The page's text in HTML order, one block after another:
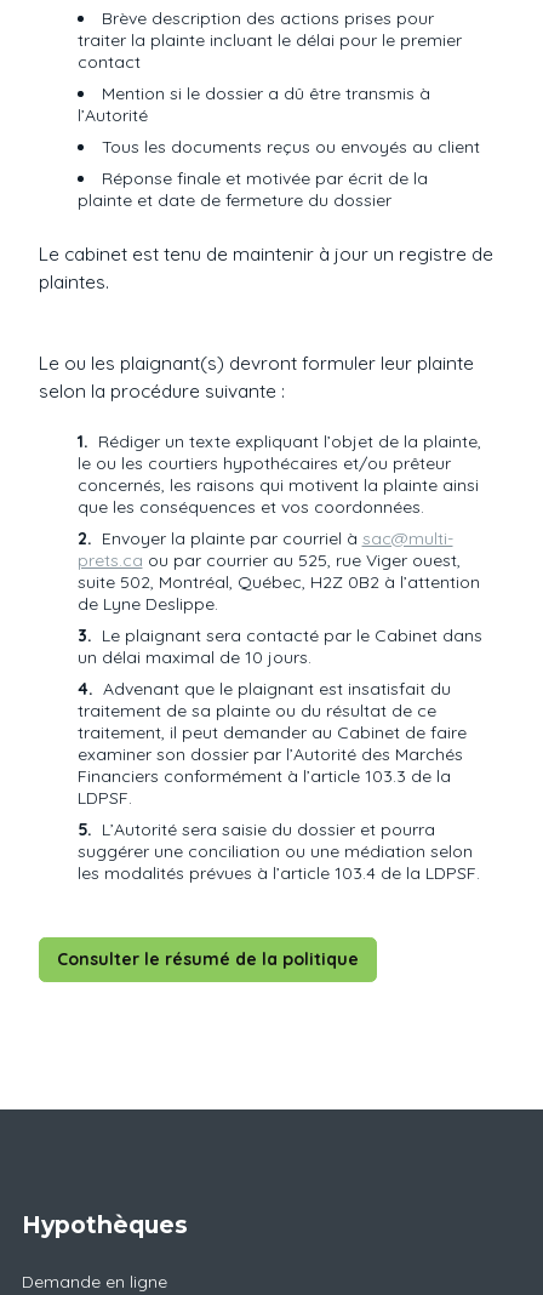
Brève description des actions prises pour
traiter la plainte incluant le délai pour le premier
contact
Mention si le dossier a dû être transmis à
l’Autorité
Tous les documents reçus ou envoyés au client
Réponse finale et motivée par écrit de la
plainte et date de fermeture du dossier
Le cabinet est tenu de maintenir à jour un registre de
plaintes.
Le ou les plaignant(s) devront formuler leur plainte
selon la procédure suivante :
Rédiger un texte expliquant l’objet de la plainte,
le ou les courtiers hypothécaires et/ou prêteur
concernés, les raisons qui motivent la plainte ainsi
que les conséquences et vos coordonnées.
Envoyer la plainte par courriel à sac@multi-
prets.ca ou par courrier au 525, rue Viger ouest,
suite 502, Montréal, Québec, H2Z 0B2 à l’attention
de Lyne Deslippe.
Le plaignant sera contacté par le Cabinet dans
un délai maximal de 10 jours.
Advenant que le plaignant est insatisfait du
traitement de sa plainte ou du résultat de ce
traitement, il peut demander au Cabinet de faire
examiner son dossier par l’Autorité des Marchés
Financiers conformément à l’article 103.3 de la
LDPSF.
L’Autorité sera saisie du dossier et pourra
suggérer une conciliation ou une médiation selon
les modalités prévues à l’article 103.4 de la LDPSF.
Consulter le résumé de la politique
Hypothèques
Demande en ligne